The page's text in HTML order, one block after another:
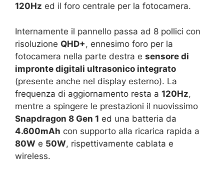
120Hz ed il foro centrale per la fotocamera.
Internamente il pannello passa ad 8 pollici con
risoluzione QHD+, ennesimo foro per la
fotocamera nella parte destra e sensore di
impronte digitali ultrasonico integrato
(presente anche nel display esterno). La
frequenza di aggiornamento resta a 120Hz,
mentre a spingere le prestazioni il nuovissimo
Snapdragon 8 Gen 1 ed una batteria da
4.600mAh con supporto alla ricarica rapida a
80W e 50W, rispettivamente cablata e
wireless.